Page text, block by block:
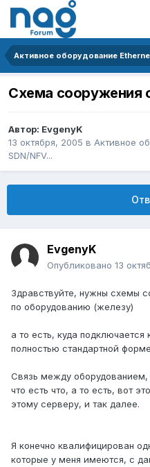
Схема сооружения
Автор: EvgenyK
13 октября, 2005 в Активное
SDN/NFV...
EvgenyK
Опубликовано 13
Здравствуйте, нужны схемы
по оборудованию (железу)
а то есть, куда
полностью стандартной
Связь между
что есть что, а то есть, вот
этому серверу, и так далее.
Я конечно квалифицирован
которые у меня имеются, c